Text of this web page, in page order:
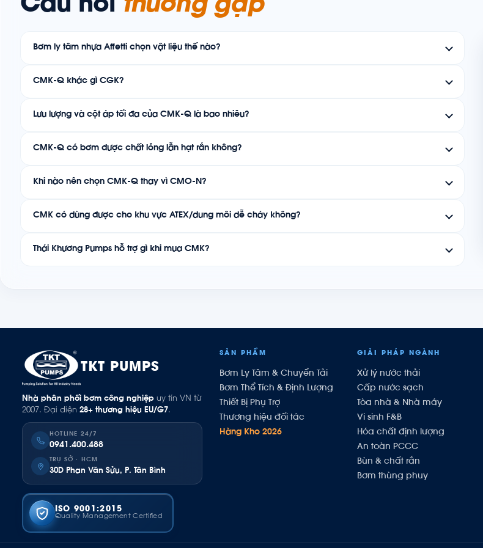
Câu hỏi thường gặp
Bơm ly tâm nhựa Affetti chọn vật liệu thế nào?
CMK-Q khác gì CGK?
Lưu lượng và cột áp tối đa của CMK-Q là bao nhiêu?
CMK-Q có bơm được chất lỏng lẫn hạt rắn không?
Khi nào nên chọn CMK-Q thay vì CMO-N?
CMK có dùng được cho khu vực ATEX/dung môi dễ cháy không?
Thái Khương Pumps hỗ trợ gì khi mua CMK?
TKT PUMPS
Nhà phân phối bơm công nghiệp uy tín VN từ
2007. Đại diện 28+ thương hiệu EU/G7.
HOTLINE 24/7
0941.400.488
TRỤ SỞ · HCM
30D Phan Văn Sửu, P. Tân Bình
ISO 9001:2015
Quality Management Certified
SẢN PHẨM
Bơm Ly Tâm & Chuyển Tải
Bơm Thể Tích & Định Lượng
Thiết Bị Phụ Trợ
Thương hiệu đối tác
Hàng Kho 2026
GIẢI PHÁP NGÀNH
Xử lý nước thải
Cấp nước sạch
Tòa nhà & Nhà máy
Vi sinh F&B
Hóa chất định lượng
An toàn PCCC
Bùn & chất rắn
Bơm thùng phuy